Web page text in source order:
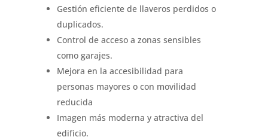
Gestión eficiente de llaveros perdidos o
duplicados.
Control de acceso a zonas sensibles
como garajes.
Mejora en la accesibilidad para
personas mayores o con movilidad
reducida
Imagen más moderna y atractiva del
edificio.